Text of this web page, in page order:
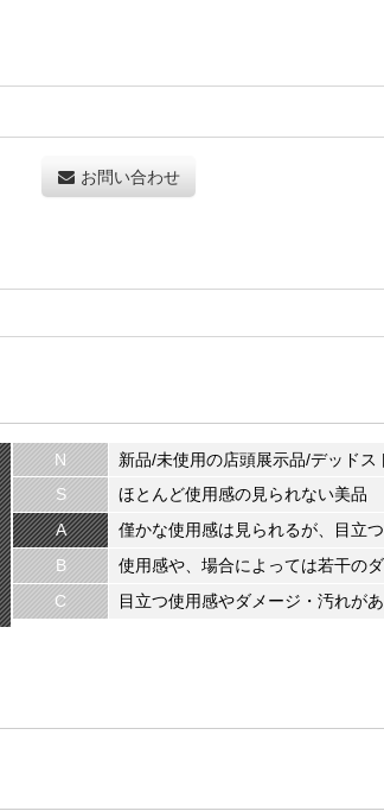
お問い合わせ
N
新品/未使用の店頭展示品/デッドス
S
ほとんど使用感の見られない美品
A
僅かな使用感は見られるが、目立
B
使用感や、場合によっては若干の
C
目立つ使用感やダメージ・汚れが